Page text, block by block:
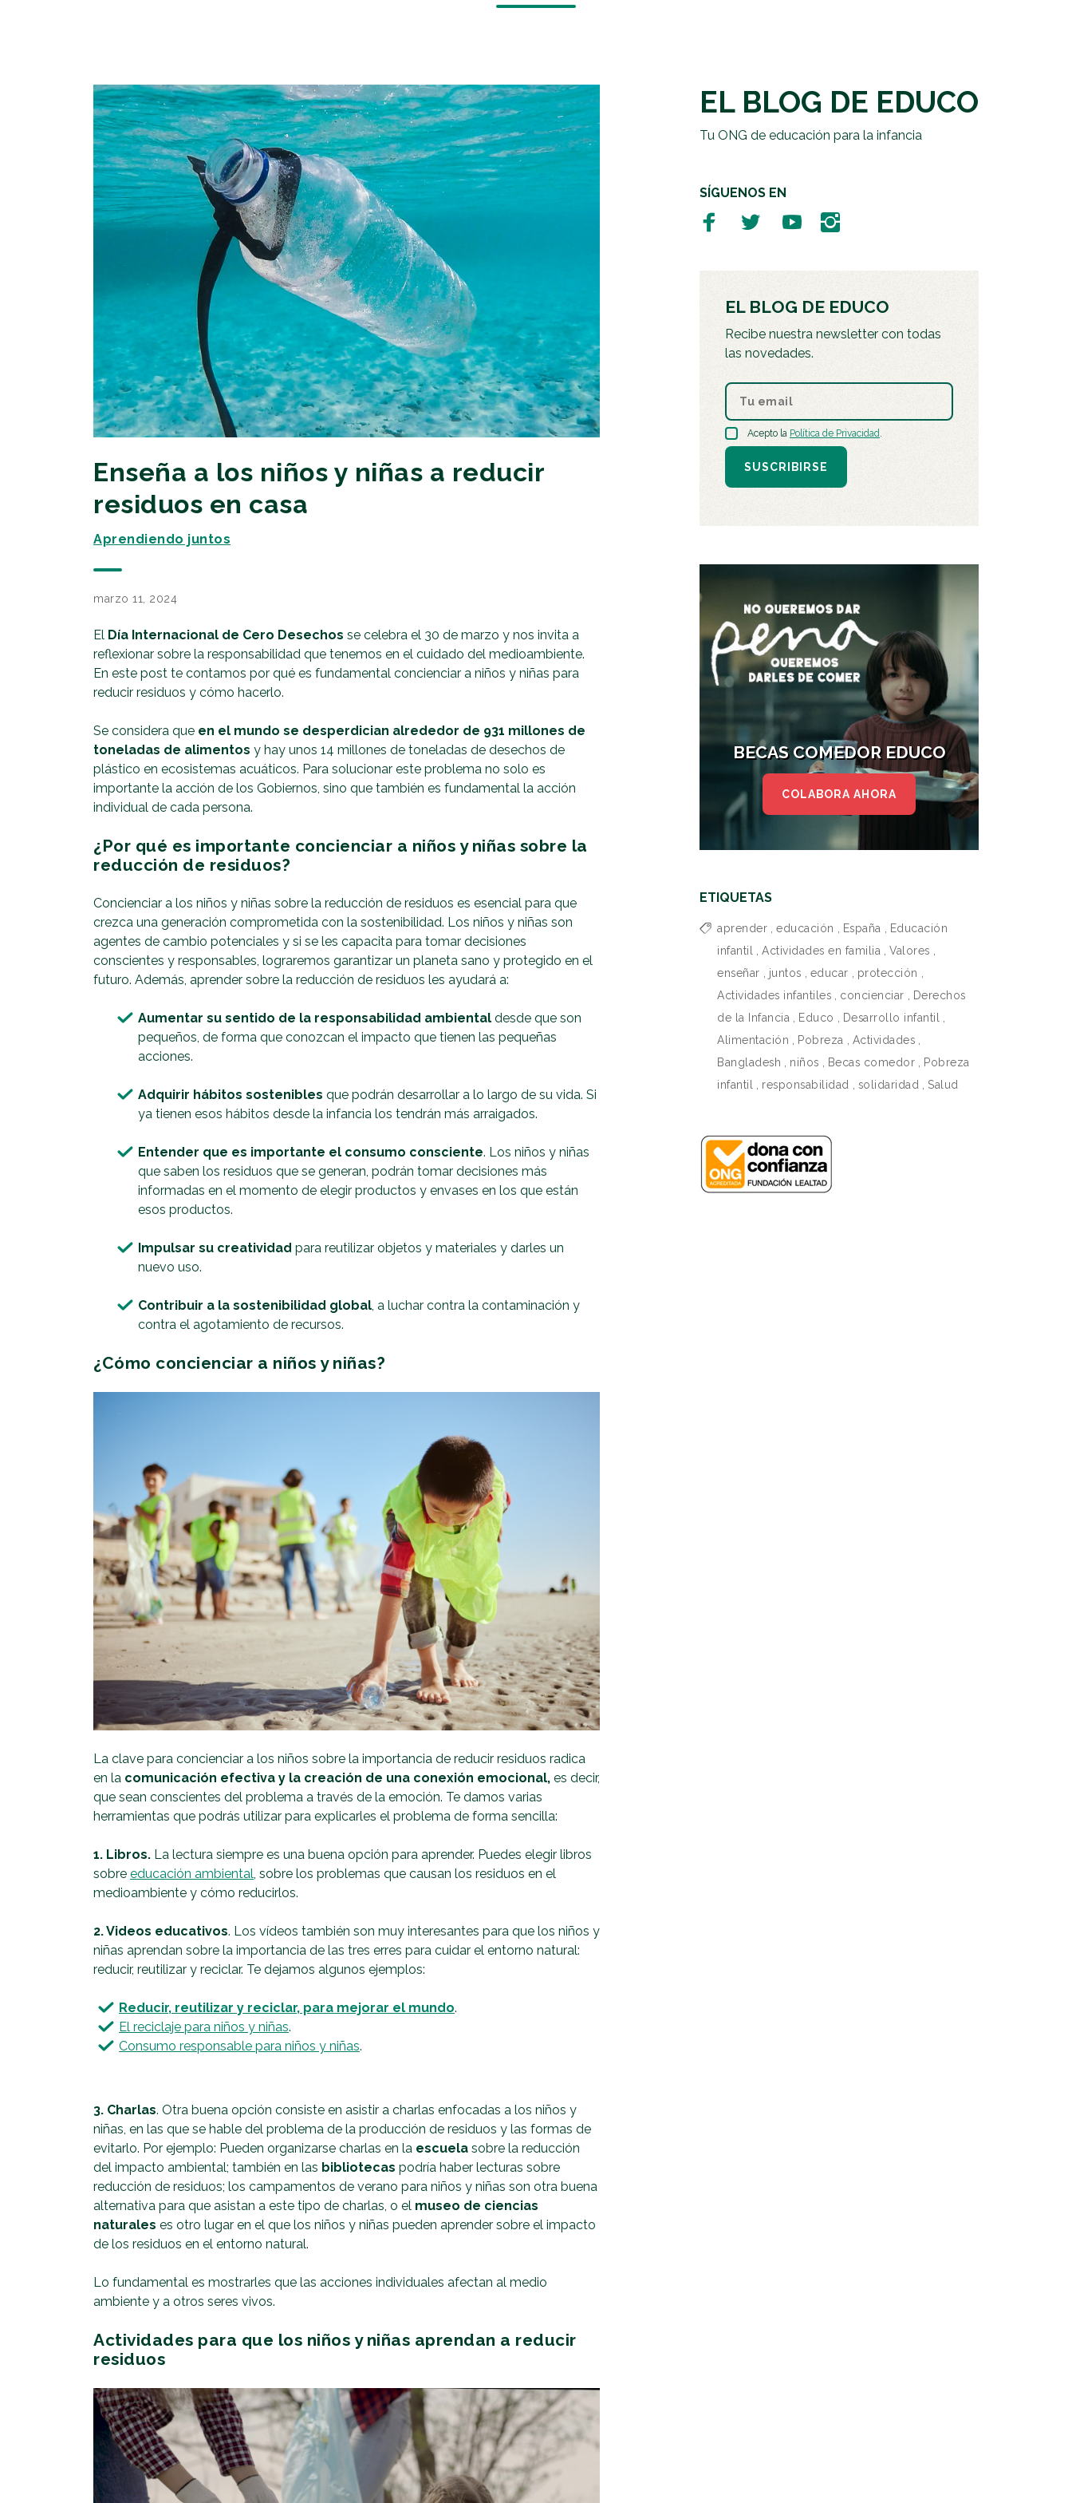
EMPRESAS SOLIDARIAS
TESTAMENTO SOLIDARIO
Enseña a los niños y niñas a reducir
residuos en casa
Aprendiendo juntos
marzo 11, 2024
El Día Internacional de Cero Desechos se celebra el 30 de marzo y nos invita a
reflexionar sobre la responsabilidad que tenemos en el cuidado del medioambiente.
En este post te contamos por qué es fundamental concienciar a niños y niñas para
reducir residuos y cómo hacerlo.
Se considera que en el mundo se desperdician alrededor de 931 millones de
toneladas de alimentos y hay unos 14 millones de toneladas de desechos de
plástico en ecosistemas acuáticos. Para solucionar este problema no solo es
importante la acción de los Gobiernos, sino que también es fundamental la acción
individual de cada persona.
¿Por qué es importante concienciar a niños y niñas sobre la
reducción de residuos?
Concienciar a los niños y niñas sobre la reducción de residuos es esencial para que
crezca una generación comprometida con la sostenibilidad. Los niños y niñas son
agentes de cambio potenciales y si se les capacita para tomar decisiones
conscientes y responsables, lograremos garantizar un planeta sano y protegido en el
futuro. Además, aprender sobre la reducción de residuos les ayudará a:
Aumentar su sentido de la responsabilidad ambiental desde que son
pequeños, de forma que conozcan el impacto que tienen las pequeñas
acciones.
Adquirir hábitos sostenibles que podrán desarrollar a lo largo de su vida. Si
ya tienen esos hábitos desde la infancia los tendrán más arraigados.
Entender que es importante el consumo consciente. Los niños y niñas
que saben los residuos que se generan, podrán tomar decisiones más
informadas en el momento de elegir productos y envases en los que están
esos productos.
Impulsar su creatividad para reutilizar objetos y materiales y darles un
nuevo uso.
Contribuir a la sostenibilidad global, a luchar contra la contaminación y
contra el agotamiento de recursos.
¿Cómo concienciar a niños y niñas?
La clave para concienciar a los niños sobre la importancia de reducir residuos radica
en la comunicación efectiva y la creación de una conexión emocional, es decir,
que sean conscientes del problema a través de la emoción. Te damos varias
herramientas que podrás utilizar para explicarles el problema de forma sencilla:
1. Libros. La lectura siempre es una buena opción para aprender. Puedes elegir libros
sobre educación ambiental, sobre los problemas que causan los residuos en el
medioambiente y cómo reducirlos.
2. Videos educativos. Los vídeos también son muy interesantes para que los niños y
niñas aprendan sobre la importancia de las tres erres para cuidar el entorno natural:
reducir, reutilizar y reciclar. Te dejamos algunos ejemplos:
Reducir, reutilizar y reciclar, para mejorar el mundo.
El reciclaje para niños y niñas.
Consumo responsable para niños y niñas.
3. Charlas. Otra buena opción consiste en asistir a charlas enfocadas a los niños y
niñas, en las que se hable del problema de la producción de residuos y las formas de
evitarlo. Por ejemplo: Pueden organizarse charlas en la escuela sobre la reducción
del impacto ambiental; también en las bibliotecas podría haber lecturas sobre
reducción de residuos; los campamentos de verano para niños y niñas son otra buena
alternativa para que asistan a este tipo de charlas, o el museo de ciencias
naturales es otro lugar en el que los niños y niñas pueden aprender sobre el impacto
de los residuos en el entorno natural.
Lo fundamental es mostrarles que las acciones individuales afectan al medio
ambiente y a otros seres vivos.
Actividades para que los niños y niñas aprendan a reducir
residuos
EL BLOG DE EDUCO
Tu ONG de educación para la infancia
SÍGUENOS EN
EL BLOG DE EDUCO
Recibe nuestra newsletter con todas
las novedades.
Acepto la Política de Privacidad.
SUSCRIBIRSE
BECAS COMEDOR EDUCO
COLABORA AHORA
ETIQUETAS
aprender educación España
Educación
infantil
Actividades en familia Valores
enseñar
juntos educar protección
Actividades infantiles
concienciar
Derechos
de la Infancia
Educo Desarrollo infantil
Alimentación
Pobreza Actividades
Bangladesh
niños Becas comedor
Pobreza
infantil
responsabilidad solidaridad Salud